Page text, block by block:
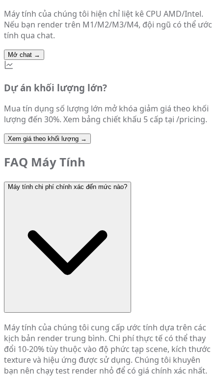
Máy tính của chúng tôi hiện chỉ liệt kê CPU AMD/Intel.
Nếu bạn render trên M1/M2/M3/M4, đội ngũ có thể ước
tính qua chat.
Mở chat →
Dự án khối lượng lớn?
Mua tín dụng số lượng lớn mở khóa giảm giá theo khối
lượng đến 30%. Xem bảng chiết khấu 5 cấp tại /pricing.
Xem giá theo khối lượng →
FAQ Máy Tính
Máy tính chi phí chính xác đến mức nào?
Máy tính của chúng tôi cung cấp ước tính dựa trên các
kịch bản render trung bình. Chi phí thực tế có thể thay
đổi 10-20% tùy thuộc vào độ phức tạp scene, kích thước
texture và hiệu ứng được sử dụng. Chúng tôi khuyên
bạn nên chạy test render nhỏ để có giá chính xác nhất.